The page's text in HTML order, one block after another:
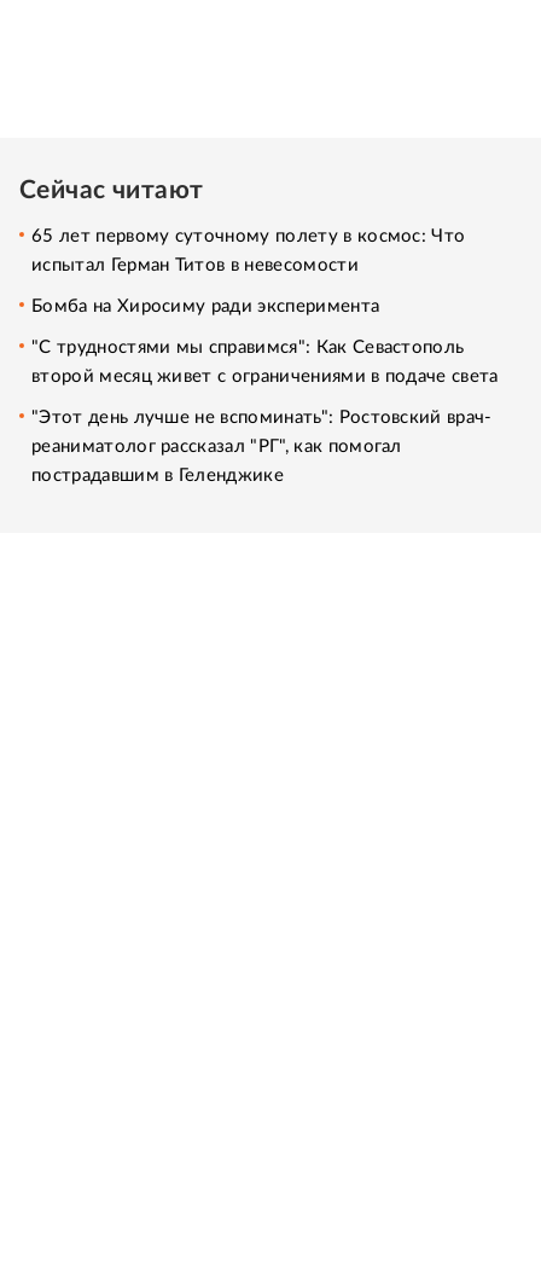
Сейчас читают
65 лет первому суточному полету в космос: Что
испытал Герман Титов в невесомости
Бомба на Хиросиму ради эксперимента
"С трудностями мы справимся": Как Севастополь
второй месяц живет с ограничениями в подаче света
"Этот день лучше не вспоминать": Ростовский врач-
реаниматолог рассказал "РГ", как помогал
пострадавшим в Геленджике